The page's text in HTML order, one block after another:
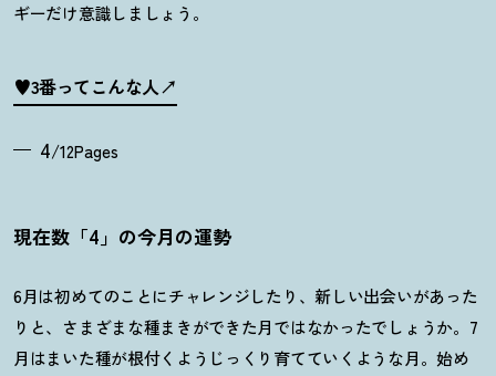
ギーだけ意識しましょう。
♥3番ってこんな人
4/12Pages
現在数「4」の今月の運勢
6月は初めてのことにチャレンジしたり、新しい出会いがあった
りと、さまざまな種まきができた月ではなかったでしょうか。7
月はまいた種が根付くようじっくり育てていくような月。始め